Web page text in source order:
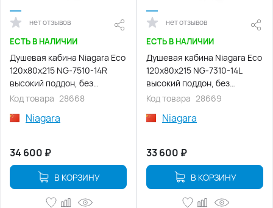
нет отзывов
ЕСТЬ В НАЛИЧИИ
Душевая кабина Niagara Eco
120х80х215 NG-7510-14R
высокий поддон, без
гидромассажа
Код товара 28668
Niagara
34 600 ₽
В КОРЗИНУ
нет отзывов
ЕСТЬ В НАЛИЧИИ
Душевая кабина Niagara Eco
120х80х215 NG-7310-14L
высокий поддон, без
гидромассажа
Код товара 28669
Niagara
33 600 ₽
В КОРЗИНУ